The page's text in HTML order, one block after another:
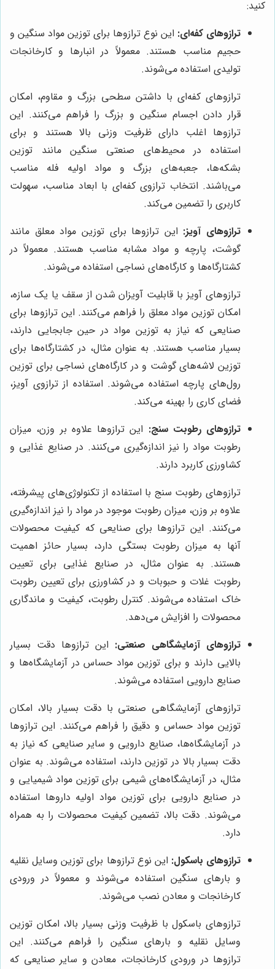
کنید:
ترازوهای کفه‌ای: این نوع ترازوها برای توزین مواد سنگین و
حجیم مناسب هستند. معمولاً در انبارها و کارخانجات
تولیدی استفاده می‌شوند.
ترازوهای کفه‌ای با داشتن سطحی بزرگ و مقاوم، امکان
قرار دادن اجسام سنگین و بزرگ را فراهم می‌کنند. این
ترازوها اغلب دارای ظرفیت وزنی بالا هستند و برای
استفاده در محیط‌های صنعتی سنگین مانند توزین
بشکه‌ها، جعبه‌های بزرگ و مواد اولیه فله مناسب
می‌باشند. انتخاب ترازوی کفه‌ای با ابعاد مناسب، سهولت
کاربری را تضمین می‌کند.
ترازوهای آویز: این ترازوها برای توزین مواد معلق مانند
گوشت، پارچه و مواد مشابه مناسب هستند. معمولاً در
کشتارگاه‌ها و کارگاه‌های نساجی استفاده می‌شوند.
ترازوهای آویز با قابلیت آویزان شدن از سقف یا یک سازه،
امکان توزین مواد معلق را فراهم می‌کنند. این ترازوها برای
صنایعی که نیاز به توزین مواد در حین جابجایی دارند،
بسیار مناسب هستند. به عنوان مثال، در کشتارگاه‌ها برای
توزین لاشه‌های گوشت و در کارگاه‌های نساجی برای توزین
رول‌های پارچه استفاده می‌شوند. استفاده از ترازوی آویز،
فضای کاری را بهینه می‌کند.
ترازوهای رطوبت سنج: این ترازوها علاوه بر وزن، میزان
رطوبت مواد را نیز اندازه‌گیری می‌کنند. در صنایع غذایی و
کشاورزی کاربرد دارند.
ترازوهای رطوبت سنج با استفاده از تکنولوژی‌های پیشرفته،
علاوه بر وزن، میزان رطوبت موجود در مواد را نیز اندازه‌گیری
می‌کنند. این ترازوها برای صنایعی که کیفیت محصولات
آنها به میزان رطوبت بستگی دارد، بسیار حائز اهمیت
هستند. به عنوان مثال، در صنایع غذایی برای تعیین
رطوبت غلات و حبوبات و در کشاورزی برای تعیین رطوبت
خاک استفاده می‌شوند. کنترل رطوبت، کیفیت و ماندگاری
محصولات را افزایش می‌دهد.
ترازوهای آزمایشگاهی صنعتی: این ترازوها دقت بسیار
بالایی دارند و برای توزین مواد حساس در آزمایشگاه‌ها و
صنایع دارویی استفاده می‌شوند.
ترازوهای آزمایشگاهی صنعتی با دقت بسیار بالا، امکان
توزین مواد حساس و دقیق را فراهم می‌کنند. این ترازوها
در آزمایشگاه‌ها، صنایع دارویی و سایر صنایعی که نیاز به
دقت بسیار بالا در توزین دارند، استفاده می‌شوند. به عنوان
مثال، در آزمایشگاه‌های شیمی برای توزین مواد شیمیایی و
در صنایع دارویی برای توزین مواد اولیه داروها استفاده
می‌شوند. دقت بالا، تضمین کیفیت محصولات را به همراه
دارد.
ترازوهای باسکول: این نوع ترازوها برای توزین وسایل نقلیه
و بارهای سنگین استفاده می‌شوند و معمولاً در ورودی
کارخانجات و معادن نصب می‌شوند.
ترازوهای باسکول با ظرفیت وزنی بسیار بالا، امکان توزین
وسایل نقلیه و بارهای سنگین را فراهم می‌کنند. این
ترازوها در ورودی کارخانجات، معادن و سایر صنایعی که